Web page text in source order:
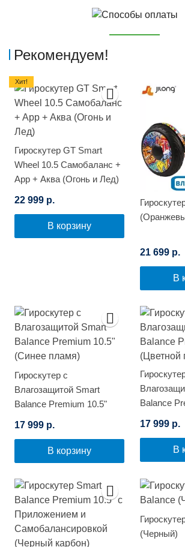
Рекомендуем!
Гироскутер GT Smart
Wheel 10.5 Самобаланс +
App + Аква (Огонь и Лед)
22 999 р.
В корзину
Хит!
21 699 р.
В
Гироскутер с
Влагозащитой Smart
Balance Premium 10.5"
17 999 р.
В корзину
Balance
17 999 р.
В
(Черный)